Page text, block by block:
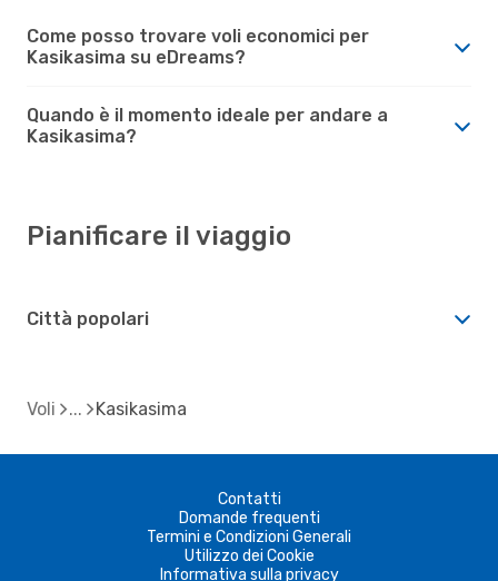
Come posso trovare voli economici per
Kasikasima su eDreams?
Quando è il momento ideale per andare a
Kasikasima?
Pianificare il viaggio
Città popolari
Voli Kasikasima
Contatti
Domande frequenti
Termini e Condizioni Generali
Utilizzo dei Cookie
Informativa sulla privacy